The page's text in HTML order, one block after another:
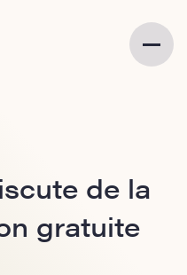
de la
gratuite